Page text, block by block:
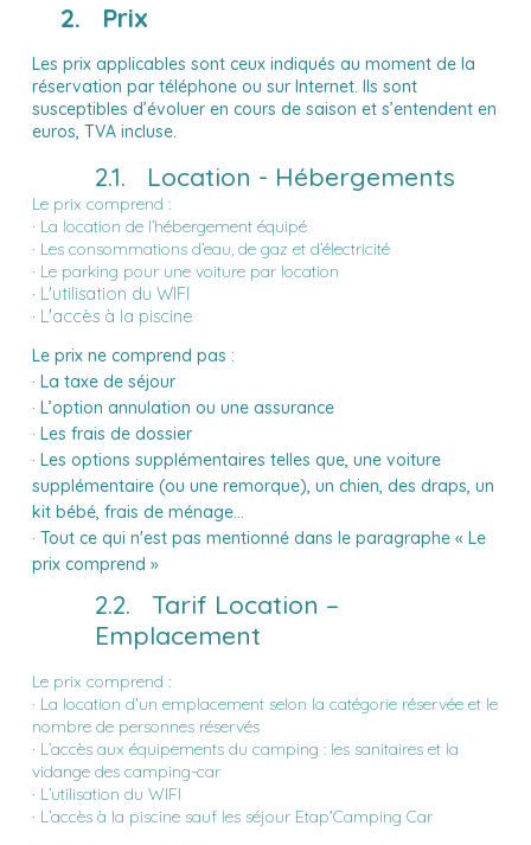
2. Prix
Les prix applicables sont ceux indiqués au moment de la
réservation par téléphone ou sur Internet. Ils sont
susceptibles d’évoluer en cours de saison et s’entendent en
euros, TVA incluse.
2.1. Location - Hébergements
Le prix comprend :
· La location de l’hébergement équipé
· Les consommations d’eau, de gaz et d’électricité
· Le parking pour une voiture par location
· L'utilisation du WIFI
· L'accès à la piscine
Le prix ne comprend pas :
· La taxe de séjour
· L’option annulation ou une assurance
· Les frais de dossier
· Les options supplémentaires telles que, une voiture
supplémentaire (ou une remorque), un chien, des draps, un
kit bébé, frais de ménage…
· Tout ce qui n'est pas mentionné dans le paragraphe « Le
prix comprend »
2.2. Tarif Location –
Emplacement
Le prix comprend :
· La location d'un emplacement selon la catégorie réservée et le
nombre de personnes réservés
· L’accès aux équipements du camping : les sanitaires et la
vidange des camping-car
· L’utilisation du WIFI
· L’accès à la piscine sauf les séjour Etap'Camping Car